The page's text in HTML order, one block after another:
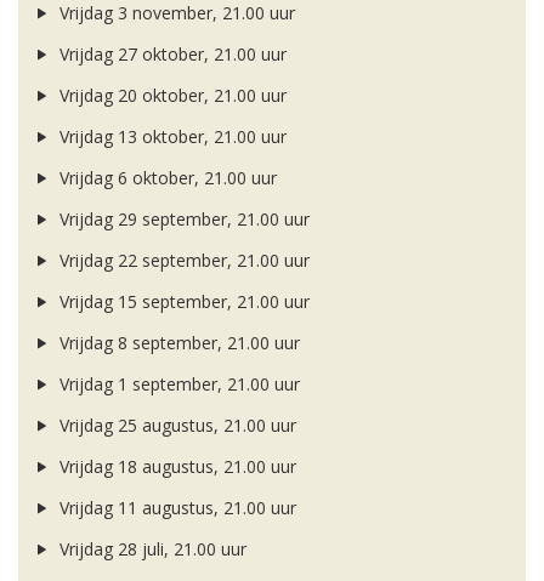
Vrijdag 3 november, 21.00 uur
Vrijdag 27 oktober, 21.00 uur
Vrijdag 20 oktober, 21.00 uur
Vrijdag 13 oktober, 21.00 uur
Vrijdag 6 oktober, 21.00 uur
Vrijdag 29 september, 21.00 uur
Vrijdag 22 september, 21.00 uur
Vrijdag 15 september, 21.00 uur
Vrijdag 8 september, 21.00 uur
Vrijdag 1 september, 21.00 uur
Vrijdag 25 augustus, 21.00 uur
Vrijdag 18 augustus, 21.00 uur
Vrijdag 11 augustus, 21.00 uur
Vrijdag 28 juli, 21.00 uur